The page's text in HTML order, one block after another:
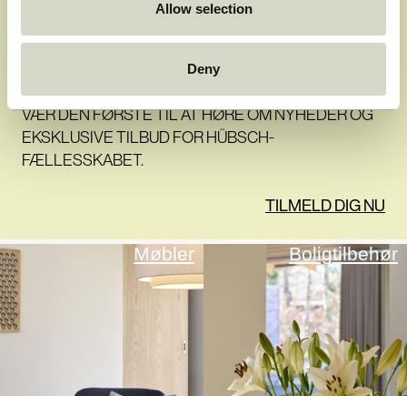
Allow selection
Deny
BLIV EN DEL AF
HÜBSCH-
FÆLLESSKABET
VÆR DEN FØRSTE TIL AT HØRE OM NYHEDER OG
EKSKLUSIVE TILBUD FOR HÜBSCH-
FÆLLESSKABET.
TILMELD DIG NU
Møbler Boligtilbehør